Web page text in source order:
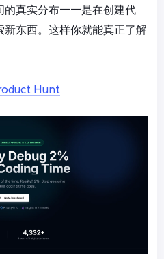
的真实分布——是在创建代
东西。这样你就能真正了解
Hunt